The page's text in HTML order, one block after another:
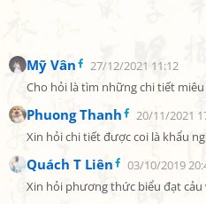
Mỹ Vân
27/12/2021 11:12
Cho hỏi là tìm những chi tiết
Phuong Thanh
20/11/2021
Xin hỏi chi tiết được coi là khẩu
Quách T Liên
03/10/2019
Xin hỏi phương thức biểu đạt cảu